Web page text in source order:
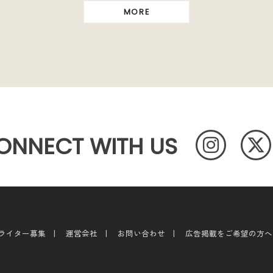
MORE
WITH US
イター募集 運営会社 お問い合わせ 広告掲載をご希望の方へ